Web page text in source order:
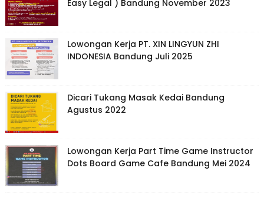
Easy Legal ) Bandung November 2023
Lowongan Kerja PT. XIN LINGYUN ZHI
INDONESIA Bandung Juli 2025
Dicari Tukang Masak Kedai Bandung
Agustus 2022
Lowongan Kerja Part Time Game Instructor
Dots Board Game Cafe Bandung Mei 2024